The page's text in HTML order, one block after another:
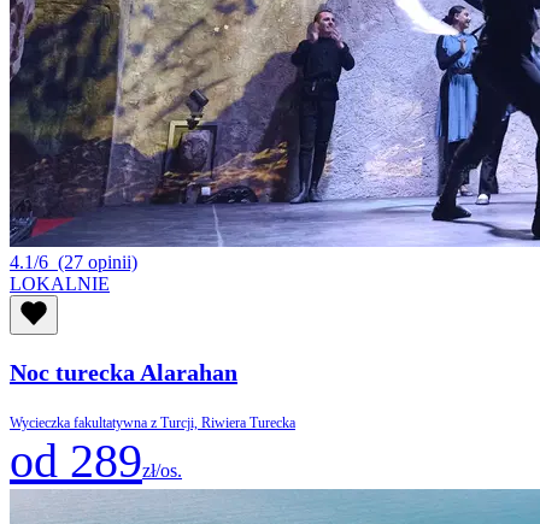
4.1/6 (27 opinii)
LOKALNIE
Noc turecka Alarahan
Wycieczka fakultatywna z Turcji, Riwiera Turecka
od 289zł/os.